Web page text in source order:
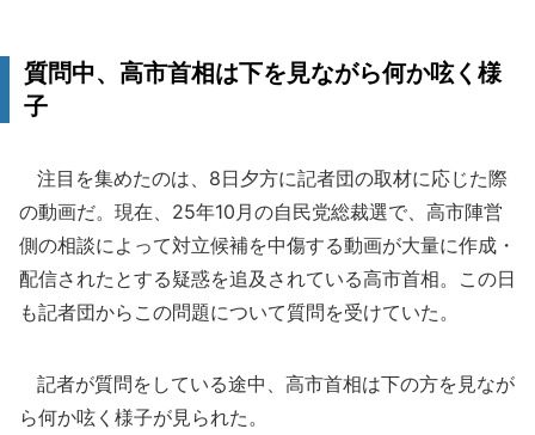
質問中、高市首相は下を見ながら何か呟く様
子
注目を集めたのは、8日夕方に記者団の取材に応じた際
の動画だ。現在、25年10月の自民党総裁選で、高市陣営
側の相談によって対立候補を中傷する動画が大量に作成・
配信されたとする疑惑を追及されている高市首相。この日
も記者団からこの問題について質問を受けていた。
記者が質問をしている途中、高市首相は下の方を見なが
ら何か呟く様子が見られた。